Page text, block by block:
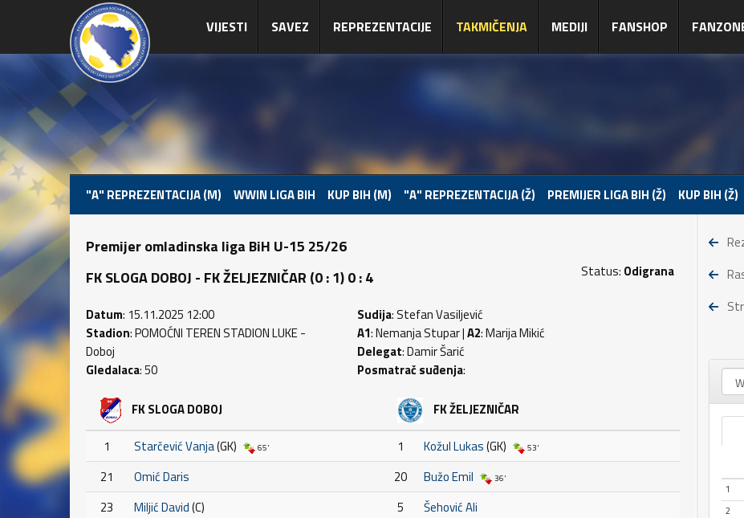
VIJESTI SAVEZ REPREZENTACIJE TAKMIČENJA MEDIJI FANSHOP
"A" REPREZENTACIJA (M) WWIN LIGA BIH KUP BIH (M) "A" REPREZENTACIJA (Ž) PREMIJER LIGA BIH (Ž) KUP BIH (Ž)
Premijer omladinska liga BiH U-15 25/26
FK SLOGA DOBOJ - FK ŽELJEZNIČAR (0 : 1) 0 : 4
Status: Odigrana
Datum: 15.11.2025 12:00
Stadion: POMOĆNI TEREN STADION LUKE -
Doboj
Gledalaca: 50
Sudija: Stefan Vasiljević
A1: Nemanja Stupar |A2: Marija Mikić
Delegat: Damir Šarić
Posmatrač suđenja:
FK SLOGA DOBOJ
1 Starčević Vanja(GK) 65'
21
Omić Daris
23
Miljić David(C)
FK ŽELJEZNIČAR
1 Kožul Lukas(GK) 53'
20 Bužo Emil 36'
5
Šehović Ali
1
2